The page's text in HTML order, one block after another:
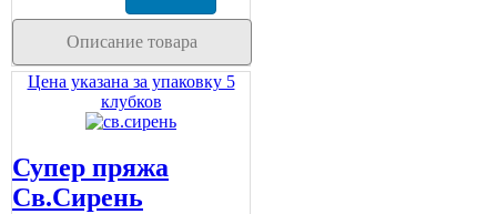
Описание товара
Цена указана за упаковку 5
клубков
Супер пряжа
Св.Сирень